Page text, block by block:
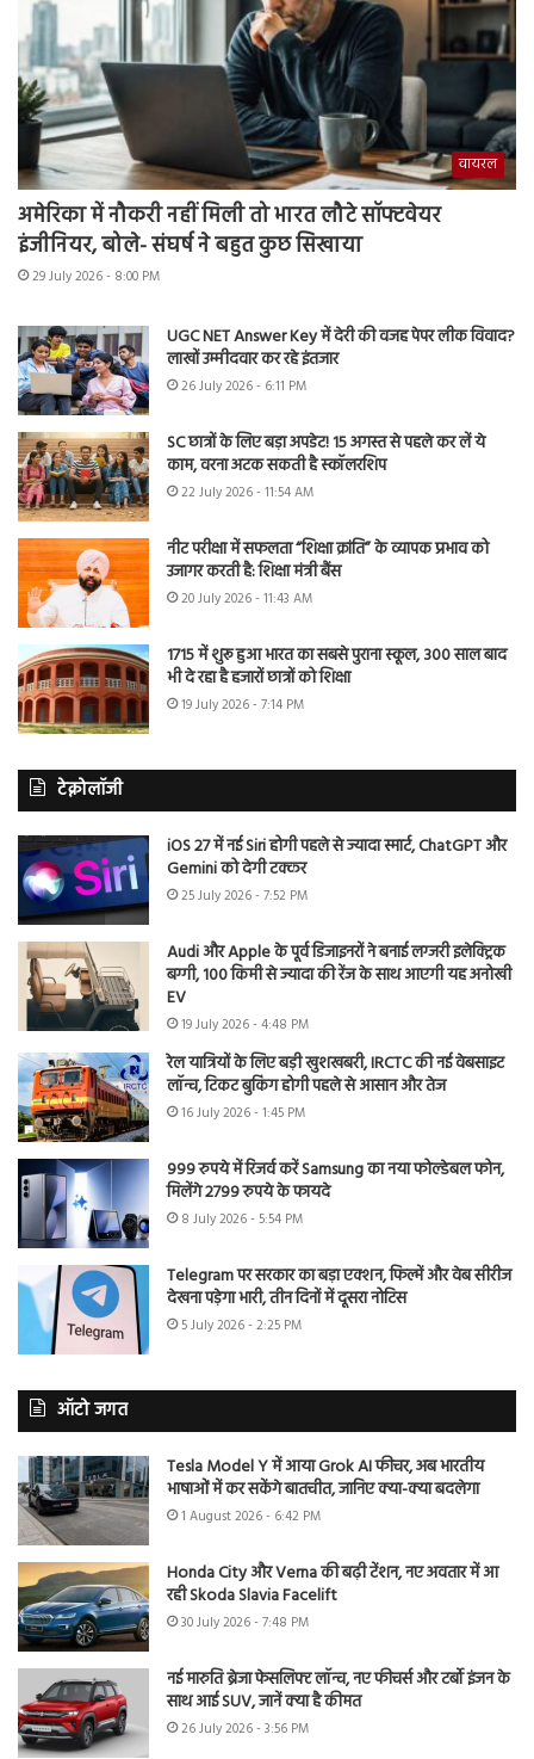
वायरल
अमेरिका में नौकरी नहीं मिली तो भारत लौटे सॉफ्टवेयर
इंजीनियर, बोले- संघर्ष ने बहुत कुछ सिखाया
29 July 2026 - 8:00 PM
UGC NET Answer Key में देरी की वजह पेपर लीक विवाद?
लाखों उम्मीदवार कर रहे इंतजार
26 July 2026 - 6:11 PM
SC छात्रों के लिए बड़ा अपडेट! 15 अगस्त से पहले कर लें ये
काम, वरना अटक सकती है स्कॉलरशिप
22 July 2026 - 11:54 AM
नीट परीक्षा में सफलता “शिक्षा क्रांति” के व्यापक प्रभाव को
उजागर करती है: शिक्षा मंत्री बैंस
20 July 2026 - 11:43 AM
1715 में शुरू हुआ भारत का सबसे पुराना स्कूल, 300 साल बाद
भी दे रहा है हजारों छात्रों को शिक्षा
19 July 2026 - 7:14 PM
टेक्नोलॉजी
iOS 27 में नई Siri होगी पहले से ज्यादा स्मार्ट, ChatGPT और
Gemini को देगी टक्कर
25 July 2026 - 7:52 PM
Audi और Apple के पूर्व डिजाइनरों ने बनाई लग्जरी इलेक्ट्रिक
बग्गी, 100 किमी से ज्यादा की रेंज के साथ आएगी यह अनोखी
EV
19 July 2026 - 4:48 PM
रेल यात्रियों के लिए बड़ी खुशखबरी, IRCTC की नई वेबसाइट
लॉन्च, टिकट बुकिंग होगी पहले से आसान और तेज
16 July 2026 - 1:45 PM
999 रुपये में रिजर्व करें Samsung का नया फोल्डेबल फोन,
मिलेंगे 2799 रुपये के फायदे
8 July 2026 - 5:54 PM
Telegram पर सरकार का बड़ा एक्शन, फिल्में और वेब सीरीज
देखना पड़ेगा भारी, तीन दिनों में दूसरा नोटिस
5 July 2026 - 2:25 PM
ऑटो जगत
Tesla Model Y में आया Grok AI फीचर, अब भारतीय
भाषाओं में कर सकेंगे बातचीत, जानिए क्या-क्या बदलेगा
1 August 2026 - 6:42 PM
Honda City और Verna की बढ़ी टेंशन, नए अवतार में आ
रही Skoda Slavia Facelift
30 July 2026 - 7:48 PM
नई मारुति ब्रेजा फेसलिफ्ट लॉन्च, नए फीचर्स और टर्बो इंजन के
साथ आई SUV, जानें क्या है कीमत
26 July 2026 - 3:56 PM